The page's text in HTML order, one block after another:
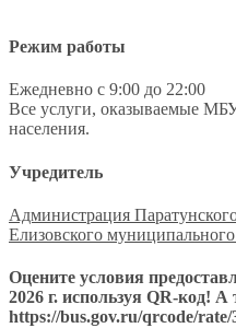
Режим работы
Ежедневно с 9:00 до 22:00
Все услуги, оказываемые
населения.
Учредитель
Администрация
Елизовского
Оцените условия
2026 г. используя QR-код!
https://bus.gov.ru/qrcode/rate/